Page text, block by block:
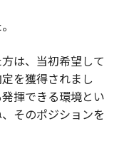
は、当初希望して
を獲得されまし
揮できる環境とい
そのポジションを